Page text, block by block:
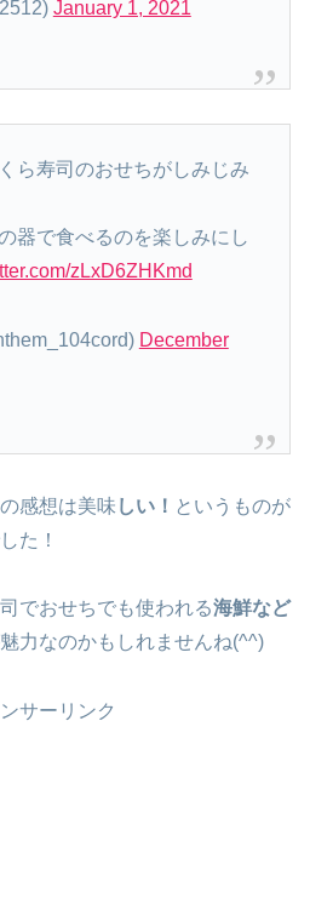
January 1, 2021
ら寿司のおせちがしみじみ
器で食べるのを楽しみにし
zLxD6ZHKmd
December
感想は美味 しい！ というものが
た！
でおせちでも使われる海鮮など
力なのかもしれませんね(^^)
サーリンク